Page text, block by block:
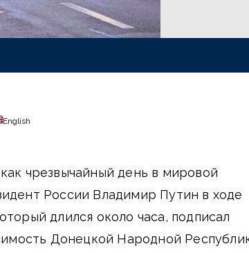
English
чрезвычайный день в мировой
России Владимир Путин в ходе
длился около часа, подписал
Донецкой Народной